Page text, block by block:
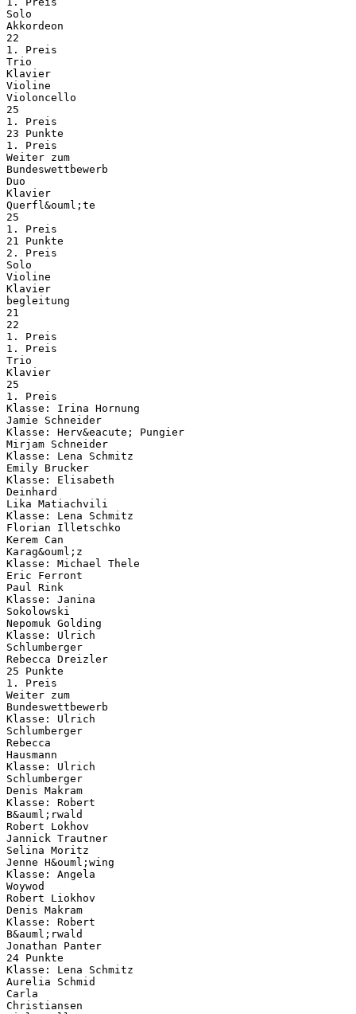
Solo
Akkordeon
22
1. Preis
Trio
Klavier
Violine
Violoncello
25
1. Preis
23 Punkte
1. Preis
Weiter zum
Bundeswettbewerb
Duo
Klavier
Querfl&ouml;te
25
1. Preis
21 Punkte
2. Preis
Solo
Violine
Klavier
begleitung
21
22
1. Preis
1. Preis
Trio
Klavier
25
1. Preis
Klasse: Irina Hornung
Jamie Schneider
Klasse: Herv&eacute; Pungier
Mirjam Schneider
Klasse: Lena Schmitz
Emily Brucker
Klasse: Elisabeth
Deinhard
Lika Matiachvili
Klasse: Lena Schmitz
Florian Illetschko
Kerem Can
Karag&ouml;z
Klasse: Michael Thele
Eric Ferront
Paul Rink
Klasse: Janina
Sokolowski
Nepomuk Golding
Klasse: Ulrich
Schlumberger
Rebecca Dreizler
25 Punkte
1. Preis
Weiter zum
Bundeswettbewerb
Klasse: Ulrich
Schlumberger
Rebecca
Hausmann
Klasse: Ulrich
Schlumberger
Denis Makram
Klasse: Robert
B&auml;rwald
Robert Lokhov
Jannick Trautner
Selina Moritz
Jenne H&ouml;wing
Klasse: Angela
Woywod
Robert Liokhov
Denis Makram
Klasse: Robert
B&auml;rwald
Jonathan Panter
24 Punkte
Klasse: Lena Schmitz
Aurelia Schmid
Carla
Christiansen